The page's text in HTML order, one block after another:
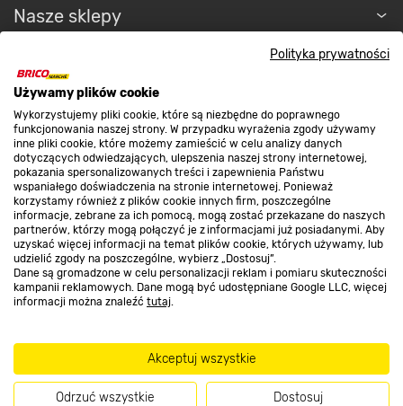
Polityka prywatności
Używamy plików cookie
Wykorzystujemy pliki cookie, które są niezbędne do poprawnego
funkcjonowania naszej strony. W przypadku wyrażenia zgody używamy
inne pliki cookie, które możemy zamieścić w celu analizy danych
dotyczących odwiedzających, ulepszenia naszej strony internetowej,
pokazania spersonalizowanych treści i zapewnienia Państwu
wspaniałego doświadczenia na stronie internetowej. Ponieważ
korzystamy również z plików cookie innych firm, poszczególne
informacje, zebrane za ich pomocą, mogą zostać przekazane do naszych
partnerów, którzy mogą połączyć je z informacjami już posiadanymi. Aby
uzyskać więcej informacji na temat plików cookie, których używamy, lub
udzielić zgody na poszczególne, wybierz „Dostosuj”.
Dane są gromadzone w celu personalizacji reklam i pomiaru skuteczności
kampanii reklamowych. Dane mogą być udostępniane Google LLC, więcej
informacji można znaleźć tutaj.
Akceptuj wszystkie
Odrzuć wszystkie Dostosuj
Nasze sklepy
O nas
Kontakt do sklepu
Strefa biznesu
Dołącz do nas